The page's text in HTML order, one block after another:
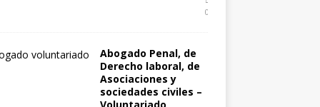
0
Abogado Penal, de
Derecho laboral, de
Asociaciones y
sociedades civiles –